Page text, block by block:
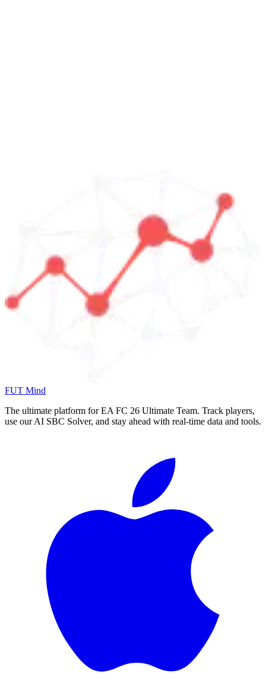
FUT Mind
The ultimate platform for EA FC 26 Ultimate Team. Track players,
use our AI SBC Solver, and stay ahead with real-time data and tools.